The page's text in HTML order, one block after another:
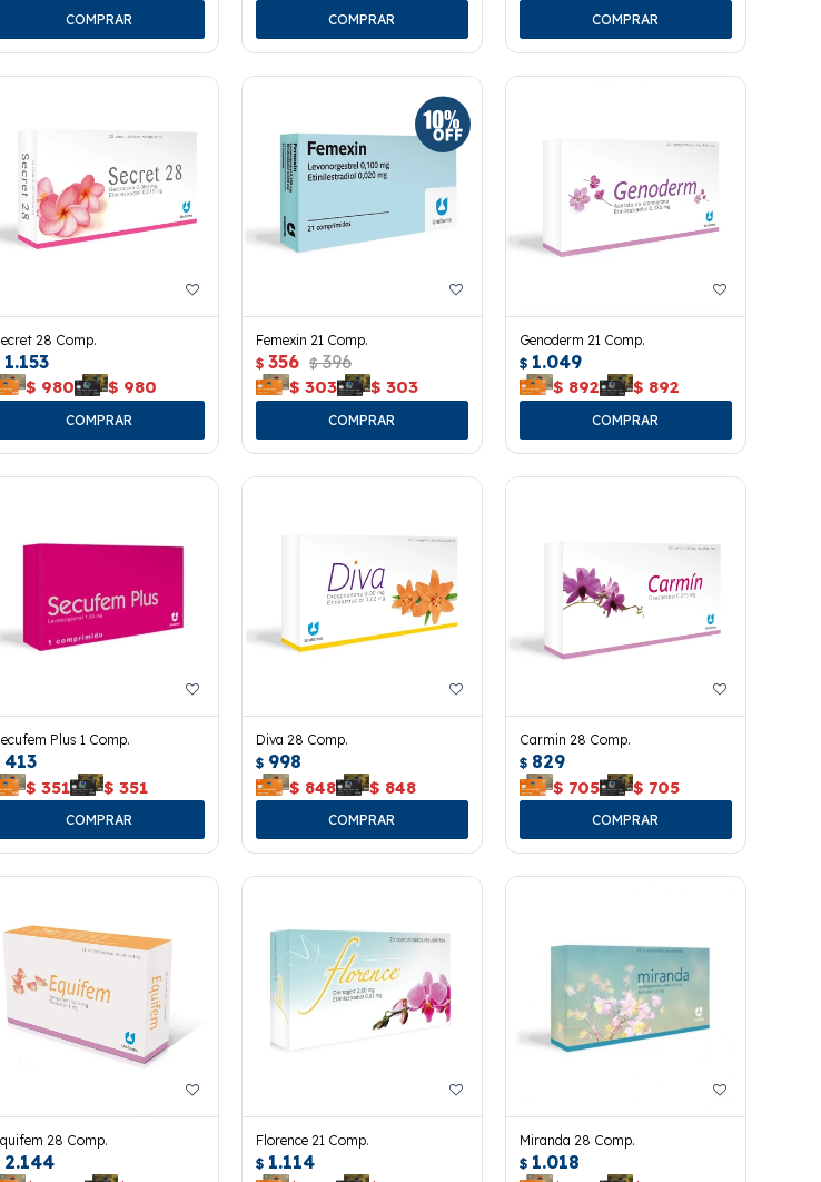
28 Comp.
1.153
$ 980 $ 980
Femexin 21 Comp.
$ 356 $ 396
$ 303 $ 303
Genoderm 21 Comp.
$ 1.049
$ 892 $ 892
Plus 1 Comp.
413
$ 351 $ 351
Diva 28 Comp.
$ 998
$ 848 $ 848
Carmin 28 Comp.
$ 829
$ 705 $ 705
28 Comp.
2.144
Florence 21 Comp.
$ 1.114
Miranda 28 Comp.
$ 1.018